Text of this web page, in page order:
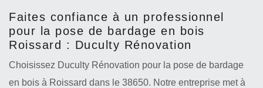
Faites confiance à un professionnel
pour la pose de bardage en bois
Roissard : Duculty Rénovation
Choisissez Duculty Rénovation pour la pose de bardage
en bois à Roissard dans le 38650. Notre entreprise met à